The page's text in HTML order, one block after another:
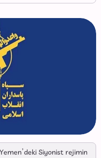
Siyonist rejimin